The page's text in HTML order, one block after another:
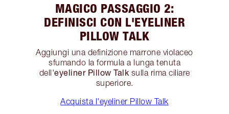
MAGICO PASSAGGIO 2:
DEFINISCI CON L'EYELINER
PILLOW TALK
Aggiungi una definizione marrone violaceo
sfumando la formula a lunga tenuta
dell'eyeliner Pillow Talk sulla rima ciliare
superiore.
Acquista l'eyeliner Pillow Talk